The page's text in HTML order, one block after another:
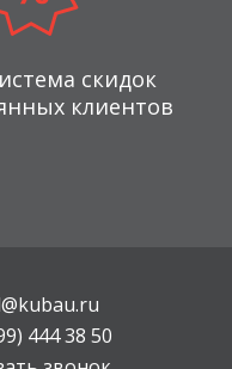
скидок
клиентов
444 38 50